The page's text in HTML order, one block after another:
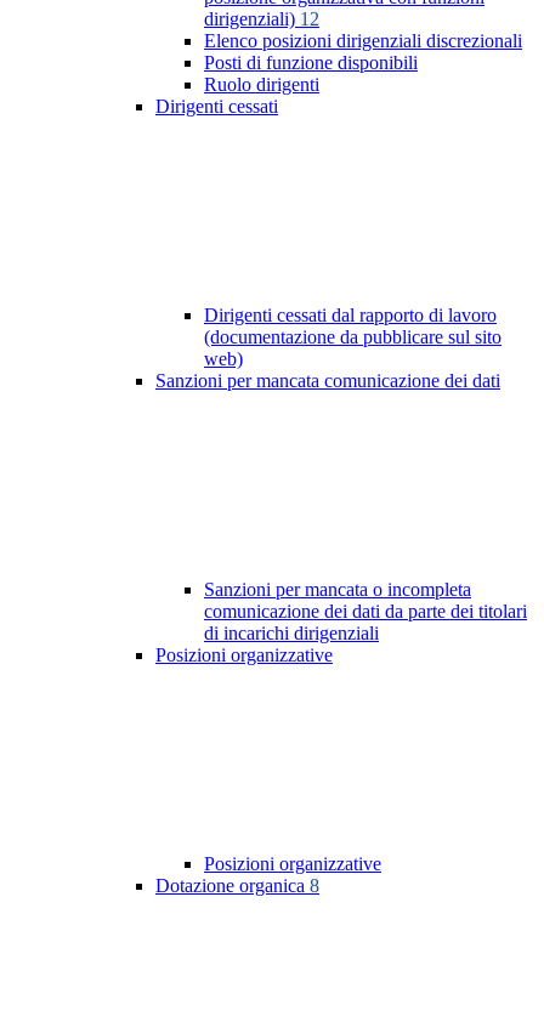
dirigenziali) 12
Elenco posizioni dirigenziali discrezionali
Posti di funzione disponibili
Ruolo dirigenti
Dirigenti cessati
Dirigenti cessati dal rapporto di lavoro
(documentazione da pubblicare sul sito
web)
Sanzioni per mancata comunicazione dei dati
Sanzioni per mancata o incompleta
comunicazione dei dati da parte dei titolari
di incarichi dirigenziali
Posizioni organizzative
Posizioni organizzative
Dotazione organica 8